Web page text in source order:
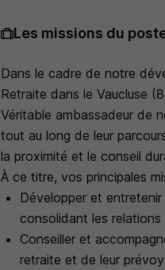
Les missions du
Dans le cadre de notre
Retraite dans le Vaucluse
Véritable ambassadeur de
tout au long de leur
la proximité et le conseil
À ce titre, vos principales
Développer et
consolidant les
Conseiller et
retraite et de leur